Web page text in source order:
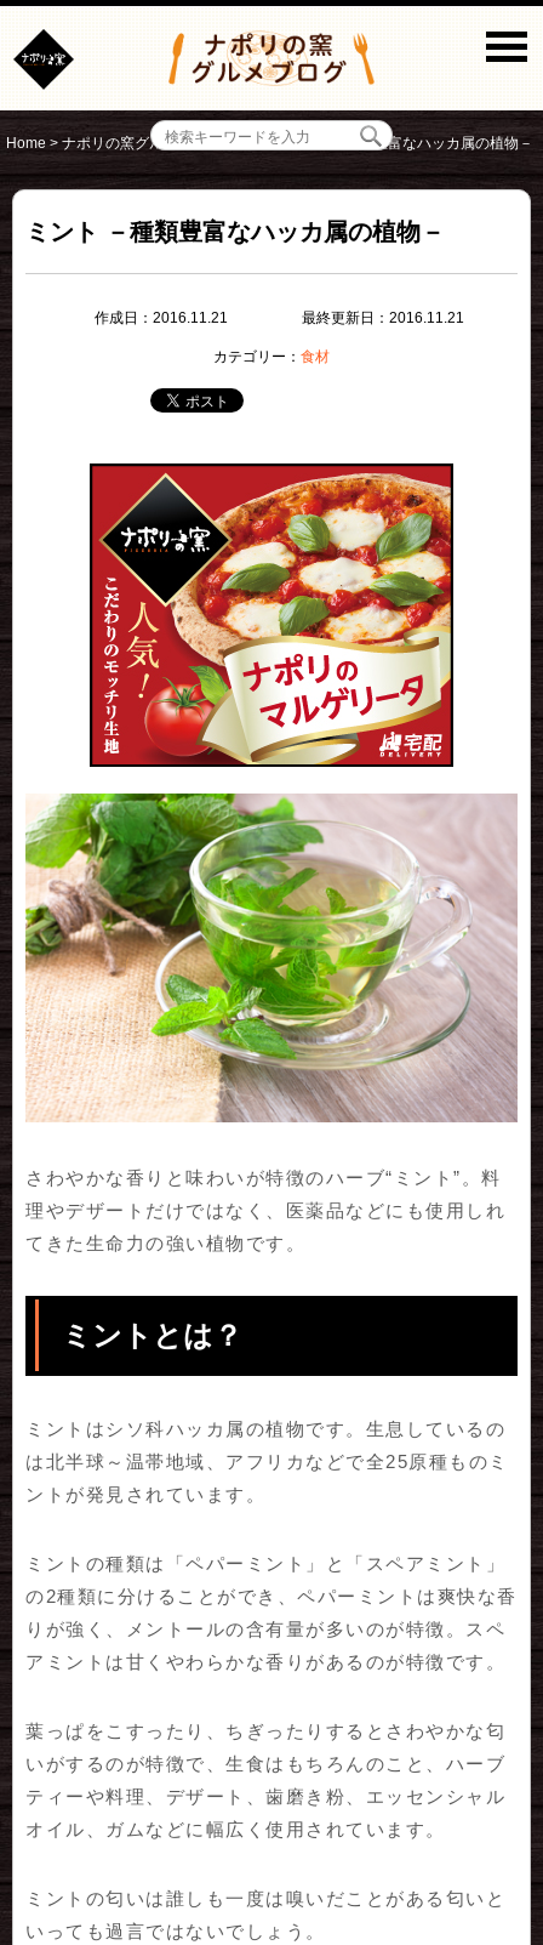
Home > ナポリの窯グルメブログ > 食材 >ミント －種類豊富なハッカ属の植物－
ミント －種類豊富なハッカ属の植物－
作成日：2016.11.21 最終更新日：2016.11.21
カテゴリー： 食材
さわやかな香りと味わいが特徴のハーブ“ミント”。料
理やデザートだけではなく、医薬品などにも使用しれ
てきた生命力の強い植物です。
ミントとは？
ミントはシソ科ハッカ属の植物です。生息しているの
は北半球～温帯地域、アフリカなどで全25原種ものミ
ントが発見されています。
ミントの種類は「ペパーミント」と「スペアミント」
の2種類に分けることができ、ペパーミントは爽快な香
りが強く、メントールの含有量が多いのが特徴。スペ
アミントは甘くやわらかな香りがあるのが特徴です。
葉っぱをこすったり、ちぎったりするとさわやかな匂
いがするのが特徴で、生食はもちろんのこと、ハーブ
ティーや料理、デザート、歯磨き粉、エッセンシャル
オイル、ガムなどに幅広く使用されています。
ミントの匂いは誰しも一度は嗅いだことがある匂いと
いっても過言ではないでしょう。